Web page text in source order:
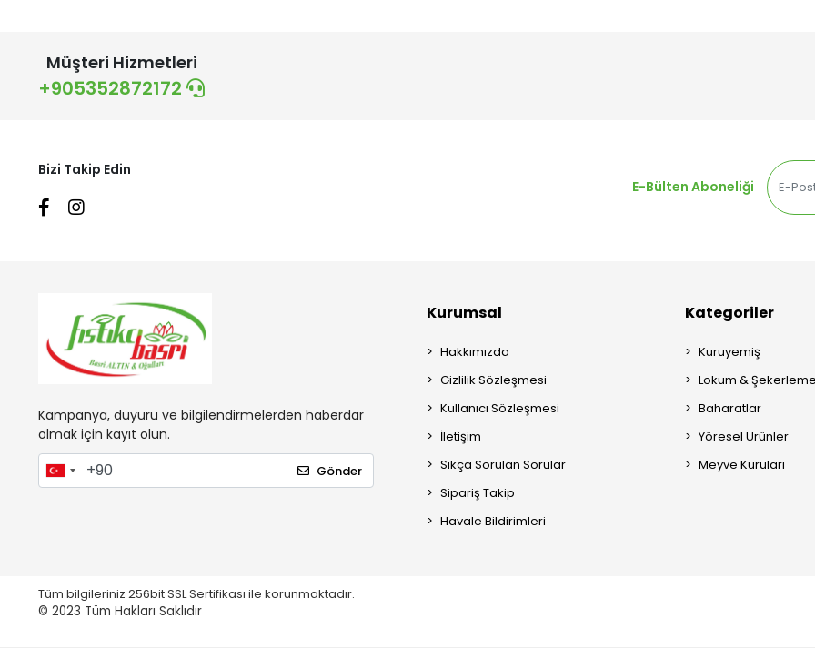
Müşteri Hizmetleri
+905352872172
Bizi Takip Edin
E-Bülten Aboneliği
Kampanya, duyuru ve bilgilendirmelerden haberdar
olmak için kayıt olun.
Gönder
Kurumsal
Hakkımızda
Gizlilik Sözleşmesi
Kullanıcı Sözleşmesi
İletişim
Sıkça Sorulan Sorular
Sipariş Takip
Havale Bildirimleri
Kategoriler
Kuruyemiş
Lokum & Şekerleme
Baharatlar
Yöresel Ürünler
Meyve Kuruları
Tüm bilgileriniz 256bit SSL Sertifikası ile korunmaktadır.
© 2023 Tüm Hakları Saklıdır